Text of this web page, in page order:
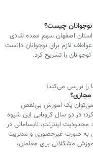
چیست؟
اصفهان سهم عمده شادی
لازم برای نوجوانان دانست
را تشریح کرد.
را بررسی می‌کند؛
می‌توان یک آموزش بی‌نقص
در دو سال کرونایی این شیوه
اینترنت، نابسامانی در
به صورت غیرحضوری و مدیریت
مشکلاتی برای معلمان،